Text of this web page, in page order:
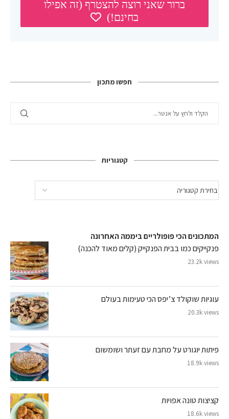
חפשו מתכון
קטגוריות
המתכונים הכי פופולריים ביממה האחרונה
פנקייקים כמו בבית הפנקייק (קלים מאוד להכנה)
23.2k views
עוגיות שוקולד צ’יפס הכי טעימות בעולם
20.3k views
פיתות יוגורט על מחבת עם זעתר ושומשום
18.9k views
קציצות טונה אפויות
18.6k views